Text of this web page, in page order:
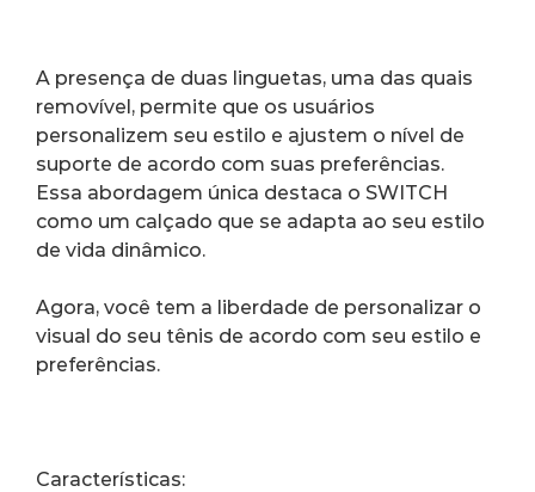
A presença de duas linguetas, uma das quais
removível, permite que os usuários
personalizem seu estilo e ajustem o nível de
suporte de acordo com suas preferências.
Essa abordagem única destaca o SWITCH
como um calçado que se adapta ao seu estilo
de vida dinâmico.
Agora, você tem a liberdade de personalizar o
visual do seu tênis de acordo com seu estilo e
preferências.
Características: